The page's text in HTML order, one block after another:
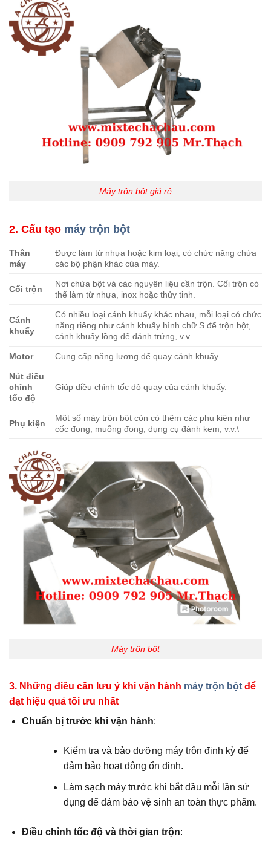
Máy trộn bột giá rẻ
2. Cấu tạo máy trộn bột
Thân
máy
Được làm từ nhựa hoặc kim loại, có chức năng chứa
các bộ phận khác của máy.
Cối trộn
Nơi chứa bột và các nguyên liệu cần trộn. Cối trộn có
thể làm từ nhựa, inox hoặc thủy tinh.
Cánh
khuấy
Có nhiều loại cánh khuấy khác nhau, mỗi loại có chức
năng riêng như cánh khuấy hình chữ S để trộn bột,
cánh khuấy lồng để đánh trứng, v.v.
Motor Cung cấp năng lượng để quay cánh khuấy.
Nút điều
chỉnh
tốc độ
Giúp điều chỉnh tốc độ quay của cánh khuấy.
Phụ kiện
Một số máy trộn bột còn có thêm các phụ kiện như
cốc đong, muỗng đong, dụng cụ đánh kem, v.v.\
Máy trộn bột
3. Những điều cần lưu ý khi vận hành máy trộn bột để
đạt hiệu quả tối ưu nhất
Chuẩn bị trước khi vận hành:
Kiểm tra và bảo dưỡng máy trộn định kỳ để
đảm bảo hoạt động ổn định.
Làm sạch máy trước khi bắt đầu mỗi lần sử
dụng để đảm bảo vệ sinh an toàn thực phẩm.
Điều chỉnh tốc độ và thời gian trộn: